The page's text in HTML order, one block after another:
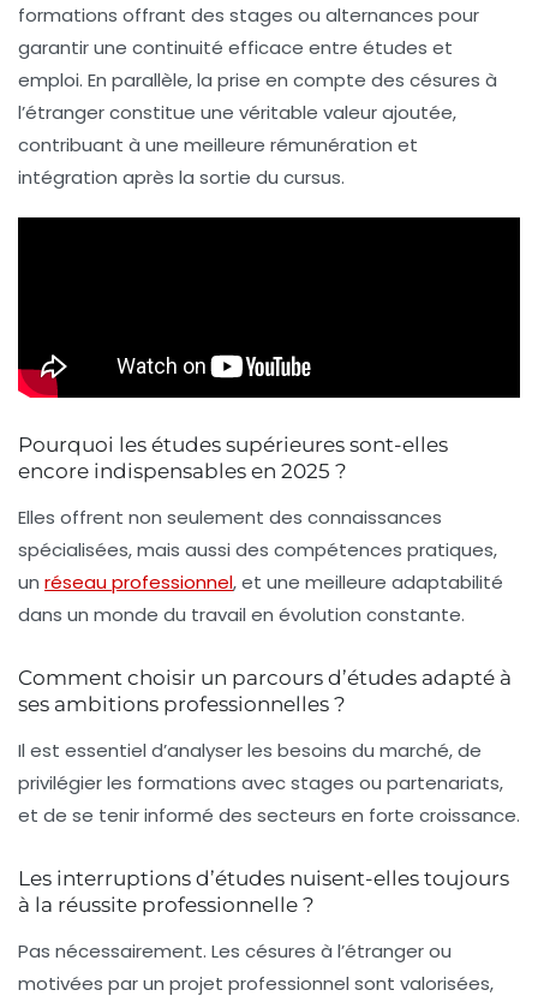
formations offrant des stages ou alternances pour
garantir une continuité efficace entre études et
emploi. En parallèle, la prise en compte des césures à
l’étranger constitue une véritable valeur ajoutée,
contribuant à une meilleure rémunération et
intégration après la sortie du cursus.
Pourquoi les études supérieures sont-elles
encore indispensables en 2025 ?
Elles offrent non seulement des connaissances
spécialisées, mais aussi des compétences pratiques,
un réseau professionnel, et une meilleure adaptabilité
dans un monde du travail en évolution constante.
Comment choisir un parcours d’études adapté à
ses ambitions professionnelles ?
Il est essentiel d’analyser les besoins du marché, de
privilégier les formations avec stages ou partenariats,
et de se tenir informé des secteurs en forte croissance.
Les interruptions d’études nuisent-elles toujours
à la réussite professionnelle ?
Pas nécessairement. Les césures à l’étranger ou
motivées par un projet professionnel sont valorisées,